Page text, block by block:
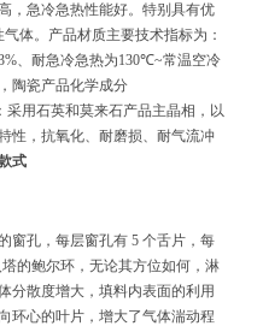
，急冷急热性能好。特别具有优
体。产品材质主要技术指标为：
、耐急冷急热为130℃~常温空冷
陶瓷产品化学成分
用石英和莫来石产品主晶相，以
性，抗氧化、耐磨损、耐气流冲
式
窗孔，每层窗孔有 5 个舌片，每
的鲍尔环，无论其方位如何，淋
分散度增大，填料内表面的利用
环心的叶片，增大了气体湍动程